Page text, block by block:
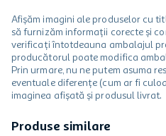
Afișăm imagini ale produselor cu
să furnizăm informații corecte și
verificați întotdeauna ambalajul
producătorul poate modifica
Prin urmare, nu ne putem asuma
eventuale diferențe (cum ar fi
imaginea afișată și produsul livrat.
Produse similare